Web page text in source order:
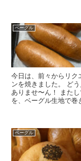
ベーグル
今日は、前々からリク
ンを焼きました。 ど
ありませ〜ん！ また
を、ベーグル生地で巻
ベーグル